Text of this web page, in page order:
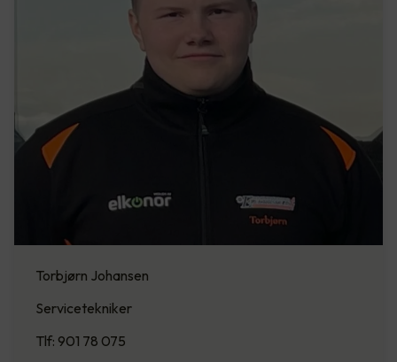
Torbjørn Johansen
Servicetekniker
Tlf: 901 78 075